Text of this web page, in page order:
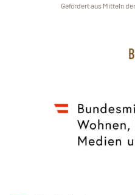
Gefördert aus Mitteln